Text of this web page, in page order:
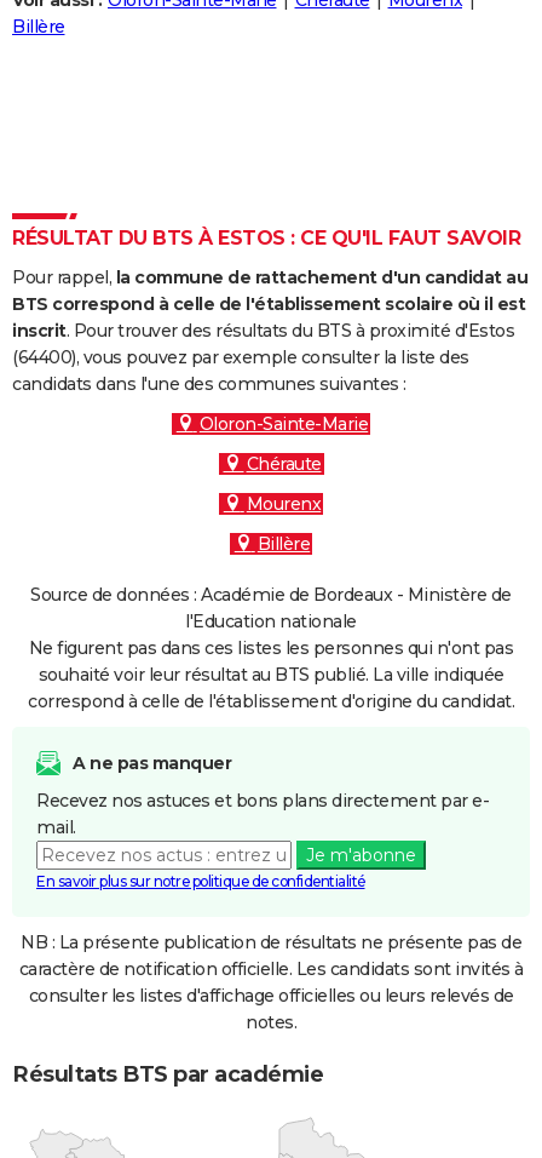
Destinations
City break
Voyage nature
Voyage de noces
Forum
Climat
+
PHOTO
Carte de Noël
Carte Bonne année
Carte Saint-Valentin
Carte Pâques
Carte d'anniversaire
DICTIONNAIRE
Dictionnaire
Biographies
Citations
Expressions
Proverbes
PROGRAMME TV
COPAINS D'AVANT
S'inscrire
Se connecter
Lycées
Collèges
Primaires
Universités
Entreprises
Service militaire
Avis de recherche
AVIS DE DÉCÈS
Billère
RÉSULTAT DU BTS À ESTOS : CE QU'IL FAUT SAVOIR
Pour rappel, la commune de rattachement d'un candidat au
BTS correspond à celle de l'établissement scolaire où il est
inscrit. Pour trouver des résultats du BTS à proximité d'Estos
(64400), vous pouvez par exemple consulter la liste des
candidats dans l'une des communes suivantes :
Oloron-Sainte-Marie
Chéraute
Mourenx
Billère
Source de données : Académie de Bordeaux - Ministère de
l'Education nationale
Ne figurent pas dans ces listes les personnes qui n'ont pas
souhaité voir leur résultat au BTS publié. La ville indiquée
correspond à celle de l'établissement d'origine du candidat.
A ne pas manquer
Recevez nos astuces et bons plans directement par e-
mail.
Je m'abonne
En savoir plus sur notre politique de confidentialité
NB : La présente publication de résultats ne présente pas de
caractère de notification officielle. Les candidats sont invités à
consulter les listes d'affichage officielles ou leurs relevés de
notes.
Résultats BTS par académie